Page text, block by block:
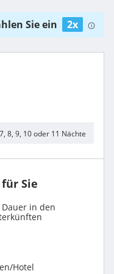
Sie ein 2x
7, 8, 9, 10 oder 11 Nächte
Sie
in den
Hotel